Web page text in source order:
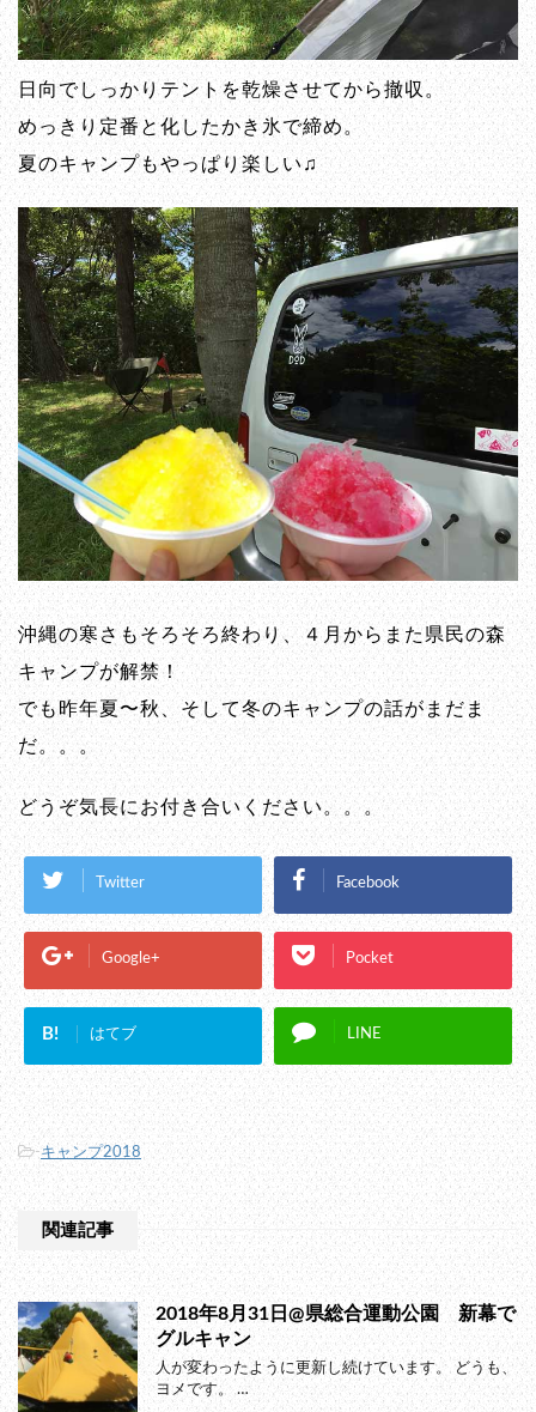
日向でしっかりテントを乾燥させてから撤収。
めっきり定番と化したかき氷で締め。
夏のキャンプもやっぱり楽しい♫
沖縄の寒さもそろそろ終わり、４月からまた県民の森
キャンプが解禁！
でも昨年夏〜秋、そして冬のキャンプの話がまだま
だ。。。
どうぞ気長にお付き合いください。。。
Twitter Facebook
Google+ Pocket
B! はてブ LINE
-キャンプ2018
関連記事
2018年8月31日@県総合運動公園 新幕で
グルキャン
人が変わったように更新し続けています。 どうも、
ヨメです。 …